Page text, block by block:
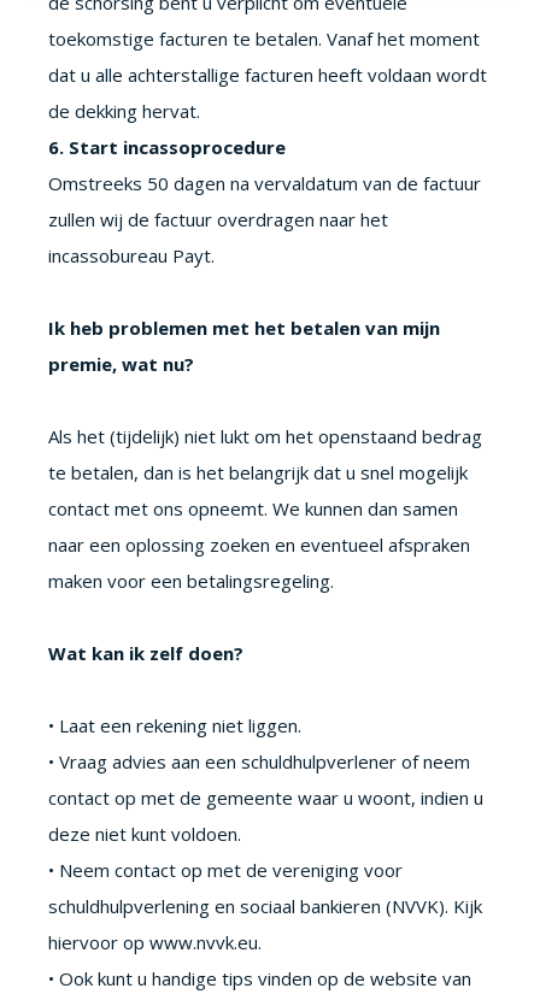
toekomstige facturen te betalen. Vanaf het moment
dat u alle achterstallige facturen heeft voldaan wordt
de dekking hervat.
6. Start incassoprocedure
Omstreeks 50 dagen na vervaldatum van de factuur
zullen wij de factuur overdragen naar het
incassobureau Payt.
Ik heb problemen met het betalen van mijn
premie, wat nu?
Als het (tijdelijk) niet lukt om het openstaand bedrag
te betalen, dan is het belangrijk dat u snel mogelijk
contact met ons opneemt. We kunnen dan samen
naar een oplossing zoeken en eventueel afspraken
maken voor een betalingsregeling.
Wat kan ik zelf doen?
• Laat een rekening niet liggen.
• Vraag advies aan een schuldhulpverlener of neem
contact op met de gemeente waar u woont, indien u
deze niet kunt voldoen.
• Neem contact op met de vereniging voor
schuldhulpverlening en sociaal bankieren (NVVK). Kijk
hiervoor op www.nvvk.eu.
• Ook kunt u handige tips vinden op de website van